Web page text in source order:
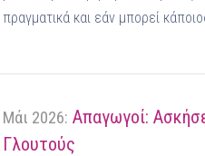
πραγματικά και εάν μπορεί
Μάι 2026: Απαγωγοί:
Γλουτούς